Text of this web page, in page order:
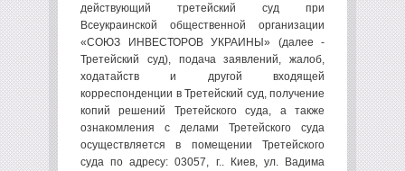
действующий третейский суд при
Всеукраинской общественной организации
«СОЮЗ ИНВЕСТОРОВ УКРАИНЫ» (далее -
Третейский суд), подача заявлений, жалоб,
ходатайств и другой входящей
корреспонденции в Третейский суд, получение
копий решений Третейского суда, а также
ознакомления с делами Третейского суда
осуществляется в помещении Третейского
суда по адресу: 03057, г.. Киев, ул. Вадима